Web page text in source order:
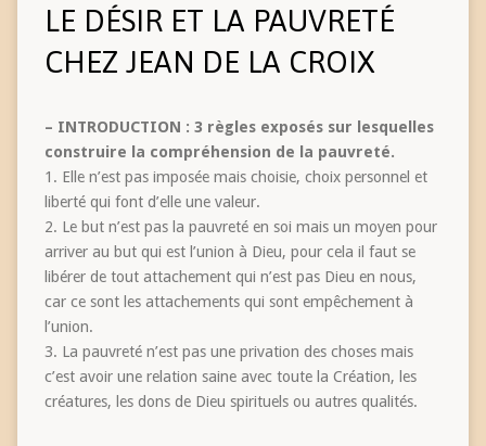
LE DÉSIR ET LA PAUVRETÉ
CHEZ JEAN DE LA CROIX
– INTRODUCTION : 3 règles exposés sur lesquelles
construire la compréhension de la pauvreté.
1. Elle n’est pas imposée mais choisie, choix personnel et
liberté qui font d’elle une valeur.
2. Le but n’est pas la pauvreté en soi mais un moyen pour
arriver au but qui est l’union à Dieu, pour cela il faut se
libérer de tout attachement qui n’est pas Dieu en nous,
car ce sont les attachements qui sont empêchement à
l’union.
3. La pauvreté n’est pas une privation des choses mais
c’est avoir une relation saine avec toute la Création, les
créatures, les dons de Dieu spirituels ou autres qualités.